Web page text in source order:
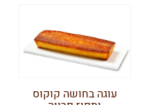
עוגה בחושה קוקוס